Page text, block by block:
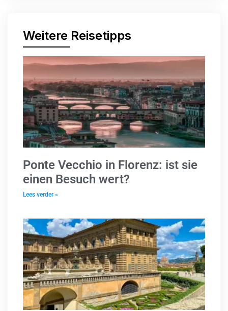
Weitere Reisetipps
Ponte Vecchio in Florenz: ist sie
einen Besuch wert?
Lees verder »